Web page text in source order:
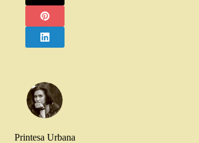
Printesa Urbana